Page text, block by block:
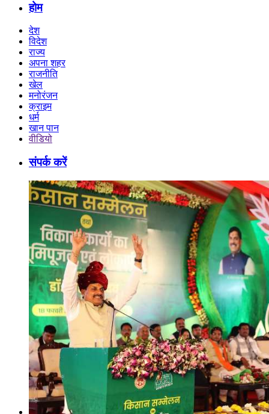
होम
देश
विदेश
राज्य
अपना शहर
राजनीति
खेल
मनोरंजन
क्राइम
धर्म
खान पान
वीडियो
संपर्क करें